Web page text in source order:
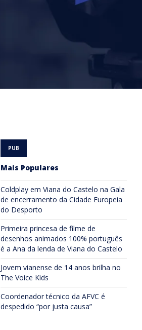
Mais Populares
Coldplay em Viana do Castelo na Gala
de encerramento da Cidade Europeia
do Desporto
Primeira princesa de filme de
desenhos animados 100% português
é a Ana da lenda de Viana do Castelo
Jovem vianense de 14 anos brilha no
The Voice Kids
Coordenador técnico da AFVC é
despedido “por justa causa”